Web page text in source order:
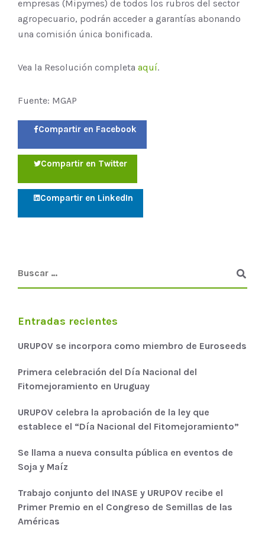
empresas (Mipymes) de todos los rubros del sector
agropecuario, podrán acceder a garantías abonando
una comisión única bonificada.
Vea la Resolución completa aquí.
Fuente: MGAP
Compartir en Facebook
Compartir en Twitter
Compartir en LinkedIn
Entradas recientes
URUPOV se incorpora como miembro de Euroseeds
Primera celebración del Día Nacional del
Fitomejoramiento en Uruguay
URUPOV celebra la aprobación de la ley que
establece el “Día Nacional del Fitomejoramiento”
Se llama a nueva consulta pública en eventos de
Soja y Maíz
Trabajo conjunto del INASE y URUPOV recibe el
Primer Premio en el Congreso de Semillas de las
Américas